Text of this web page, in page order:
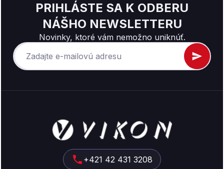
PRIHLÁSTE SA K ODBERU
NÁŠHO NEWSLETTERU
Novinky, ktoré vám nemožno uniknúť.
+421 42 431 3208